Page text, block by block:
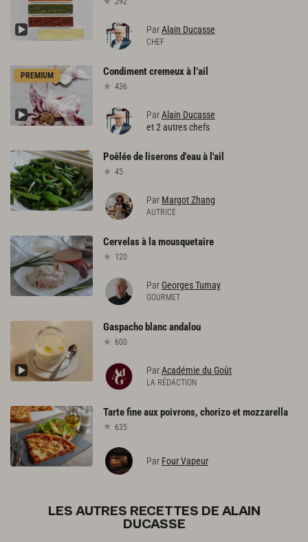
ParAlain Ducasse
CHEF
PREMIUM Condimentcremeuxà l’ail
436
ParAlain Ducasse
et 2 autres chefs
Poêléede liseronsd'eauà l'ail
45
Par Margot Zhang
AUTRICE
Cervelasà lamousquetaire
120
ParGeorges Tumay
GOURMET
Gaspacho blancandalou
600
ParAcadémie du Goût
LA RÉDACTION
Tartefineauxpoivrons, chorizoetmozzarella
635
Par Four Vapeur
LES AUTRES RECETTES DE ALAIN
DUCASSE